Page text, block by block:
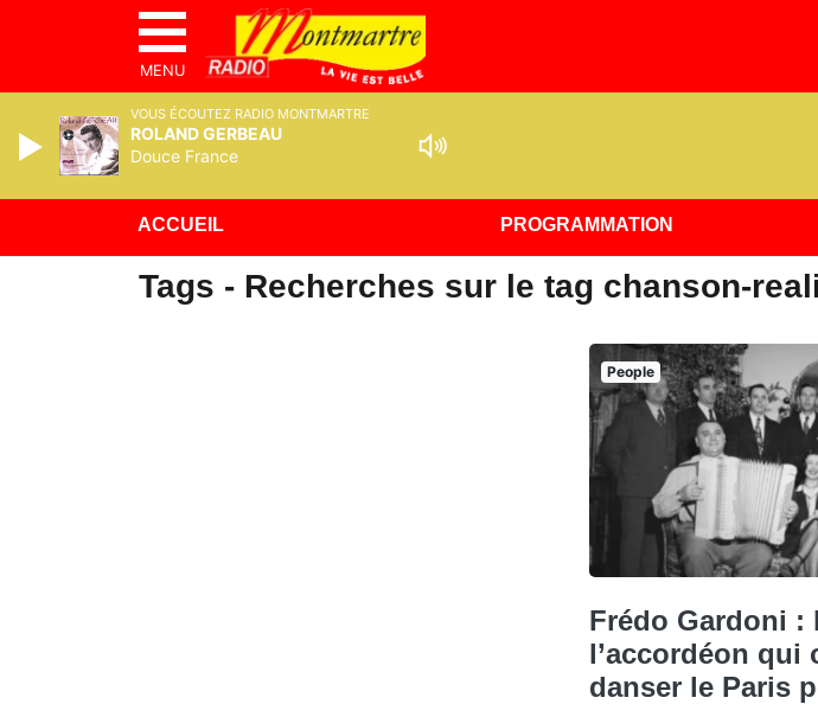
MENU
ACCUEIL PROGRAMMATION
Tags - Recherches sur le tag chanson-
People
Frédo Gardoni :
l’accordéon qui
danser le Paris
VOUS ÉCOUTEZ RADIO MONTMARTRE
ROLAND GERBEAU
Douce France